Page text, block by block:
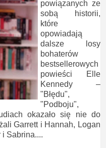
powiązanych ze
sobą historii,
które
opowiadają
dalsze losy
bohaterów
bestsellerowych
powieści Elle
Kennedy –
"Błędu",
"Podboju",
okazało się nie do
Garrett i Hannah, Logan
i Sabrina....